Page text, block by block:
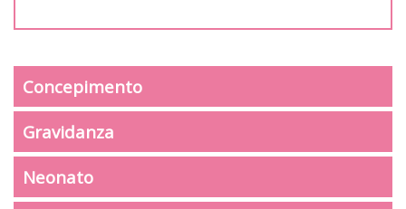
Concepimento
Gravidanza
Neonato